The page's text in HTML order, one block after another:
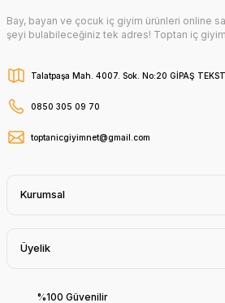
Bay, bayan ve çocuk iç giyim ürünleri online
şeyi bulabileceğiniz tek adres! Toptan iç
Talatpaşa Mah. 4007. Sok. No:20 GİPAŞ
0850 305 09 70
toptanicgiyimnet@gmail.com
Kurumsal
Üyelik
%100 Güvenilir